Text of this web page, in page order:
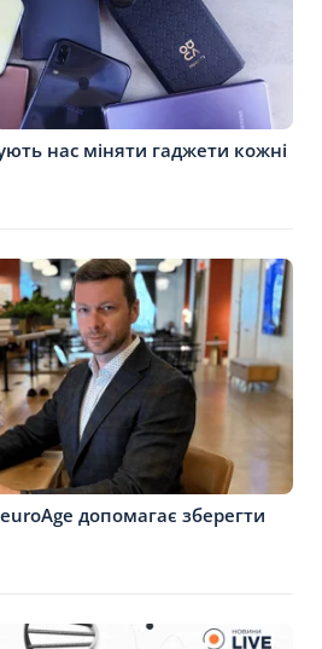
нас міняти гаджети кожні
допомагає зберегти